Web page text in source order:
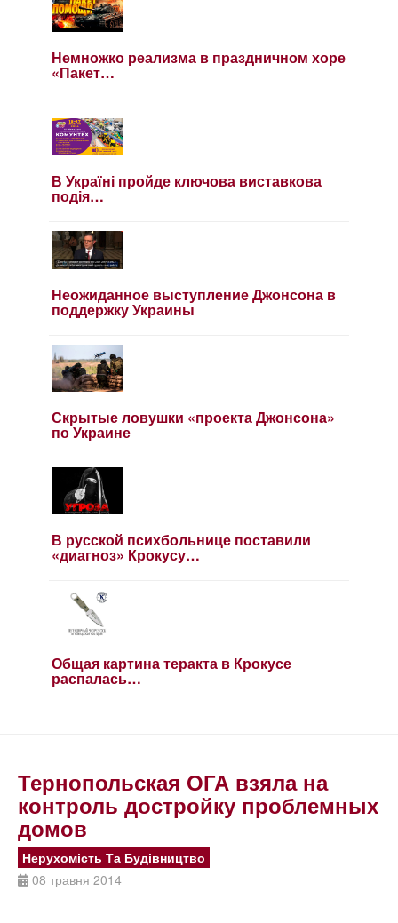
Немножко реализма в праздничном хоре
«Пакет…
В Україні пройде ключова виставкова
подія…
Неожиданное выступление Джонсона в
поддержку Украины
Скрытые ловушки «проекта Джонсона»
по Украине
В русской психбольнице поставили
«диагноз» Крокусу…
Общая картина теракта в Крокусе
распалась…
Тернопольская ОГА взяла на
контроль достройку проблемных
домов
Нерухомість Та Будівництво
08 травня 2014